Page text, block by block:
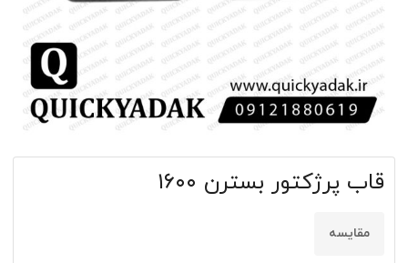
قاب پرژکتور بسترن ۱۶۰۰
مقایسه